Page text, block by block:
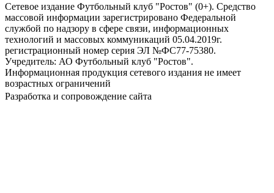
Сетевое издание Футбольный клуб "Ростов" (0+). Средство
массовой информации зарегистрировано Федеральной
службой по надзору в сфере связи, информационных
технологий и массовых коммуникаций 05.04.2019г.
регистрационный номер серия ЭЛ №ФС77-75380.
Учредитель: АО Футбольный клуб "Ростов".
Информационная продукция сетевого издания не имеет
возрастных ограничений
Разработка и сопровождение сайта